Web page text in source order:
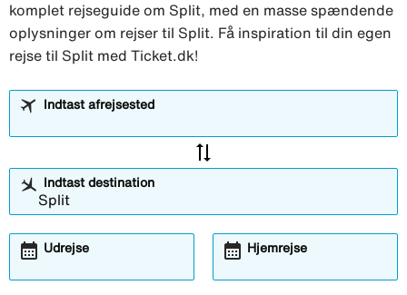
komplet rejseguide om Split, med en masse spændende
oplysninger om rejser til Split. Få inspiration til din egen
rejse til Split med Ticket.dk!
Indtast afrejsested
sync_alt
Indtast destination
Udrejse
calendar_month Hjemrejse
calendar_month